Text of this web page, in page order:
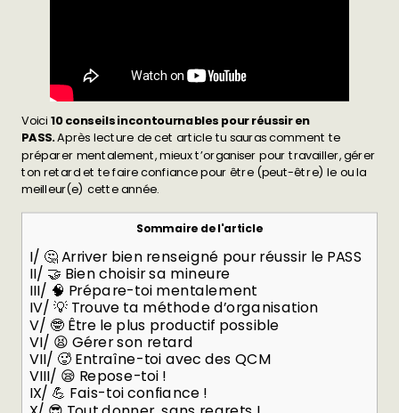
Voici 10 conseils incontournables pour réussir en
PASS.Après lecture de cet article tu sauras comment te
préparer mentalement, mieux t’organiser pour travailler, gérer
ton retard et te faire confiance pour être (peut-être) le ou la
meilleur(e) cette année.
Sommaire de l'article
I/ 🤔 Arriver bien renseigné pour réussir le PASS
II/ 🤝 Bien choisir sa mineure
III/ 🧠 Prépare-toi mentalement
IV/ 💡 Trouve ta méthode d’organisation
V/ 🤓 Être le plus productif possible
VI/ 😫 Gérer son retard
VII/ 🥵 Entraîne-toi avec des QCM
VIII/ 😪 Repose-toi !
IX/ 💪 Fais-toi confiance !